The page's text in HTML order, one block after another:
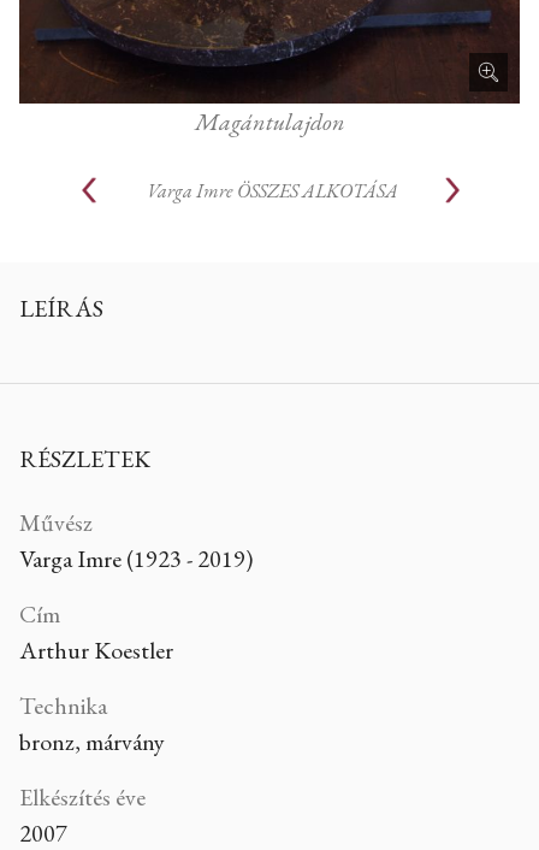
Magántulajdon
Varga Imre ÖSSZES ALKOTÁSA
LEÍRÁS
RÉSZLETEK
Művész
Varga Imre (1923 - 2019)
Cím
Arthur Koestler
Technika
bronz, márvány
Elkészítés éve
2007